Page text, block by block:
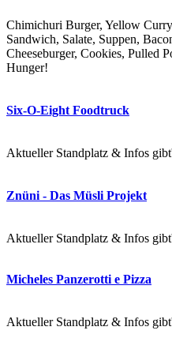
Chimichuri Burger, Yellow
Sandwich, Salate, Suppen,
Cheeseburger, Cookies, Pulled
Hunger!
Six-O-Eight Foodtruck
Aktueller Standplatz & Infos
Znüni - Das Müsli Projekt
Aktueller Standplatz & Infos
Micheles Panzerotti e Pizza
Aktueller Standplatz & Infos